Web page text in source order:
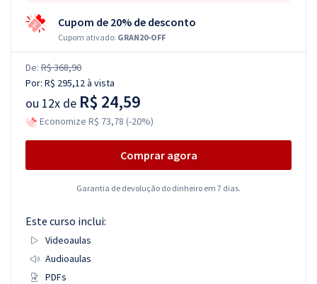
Cupom de 20% de desconto
Cupom ativado: GRAN20-OFF
De: R$ 368,90
Por: R$ 295,12à vista
ou 12x de R$ 24,59
Economize R$ 73,78 (-20%)
Comprar agora
Garantia de devolução do dinheiro em 7 dias.
Este curso inclui:
Videoaulas
Audioaulas
PDFs